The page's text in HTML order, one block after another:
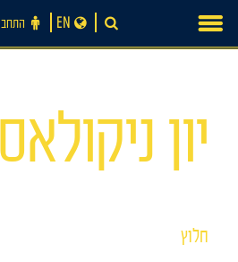
content
התחבר ‪/‬ EN
יון
חלוץ